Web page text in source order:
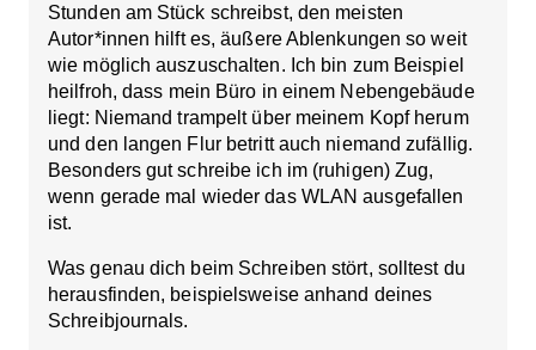
Stunden am Stück schreibst, den meisten
Autor*innen hilft es,äußere Ablenkungen so weit
wie möglich auszuschalten. Ich bin zum Beispiel
heilfroh, dass mein Büro in einem Nebengebäude
liegt: Niemand trampelt über meinem Kopf herum
und den langen Flur betritt auch niemand zufällig.
Besonders gut schreibe ich im (ruhigen) Zug,
wenn gerade mal wieder das WLAN ausgefallen
ist.
Was genau dich beim Schreiben stört, solltest du
herausfinden, beispielsweise anhand deines
Schreibjournals.